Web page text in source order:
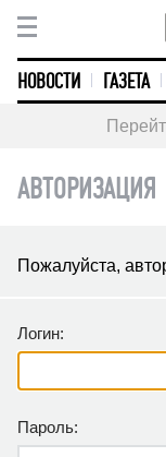
НОВОСТИ ГАЗЕТА
АВТОРИЗАЦИЯ
Пожалуйста,
Логин:
Пароль: